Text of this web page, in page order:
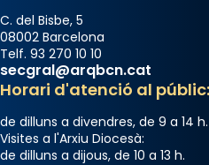
C. del Bisbe, 5
08002 Barcelona
Telf. 93 270 10 10
secgral@arqbcn.cat
Horari d'atenció al públic:
de dilluns a divendres, de 9 a 14 h.
Visites a l'Arxiu Diocesà:
de dilluns a dijous, de 10 a 13 h.